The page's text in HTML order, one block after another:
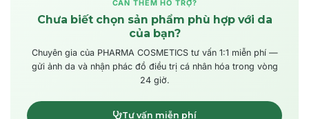
CẦN THÊM HỖ TRỢ?
Chưa biết chọn sản phẩm phù hợp với da
của bạn?
Chuyên gia của PHARMA COSMETICS tư vấn 1:1 miễn phí —
gửi ảnh da và nhận phác đồ điều trị cá nhân hóa trong vòng
24 giờ.
Tư vấn miễn phí